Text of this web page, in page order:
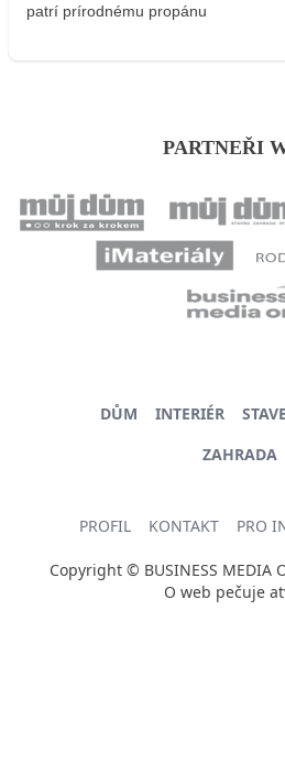
patrí prírodnému propánu
PARTNEŘI
DŮM INTERIÉR
ZAHRADA
PROFIL KONTAKT PRO
Copyright © BUSINESS MEDIA